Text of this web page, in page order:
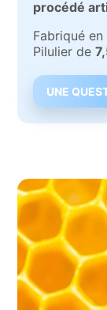
procédé
Fabriqué en
Pilulier de
UNE